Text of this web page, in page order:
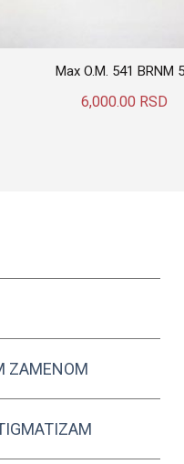
Max O.M. 541 BRNM
6,000.00 RSD
ZAMENOM